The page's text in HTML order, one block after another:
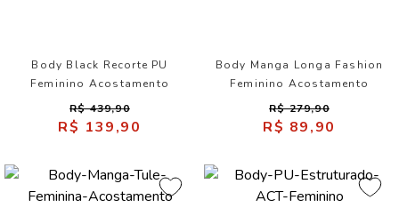
Body Black Recorte PU
Feminino Acostamento
R$ 439,90
R$ 139,90
Body Manga Longa Fashion
Feminino Acostamento
R$ 279,90
R$ 89,90